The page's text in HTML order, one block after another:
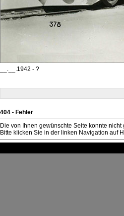
__.__.1942 - ?
404 - Fehler
Die von Ihnen gewünschte Seite konnte nicht
Bitte klicken Sie in der linken Navigation auf